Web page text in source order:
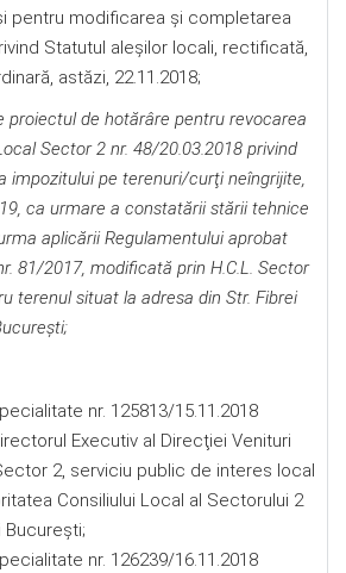
pentru modificarea şi completarea
Statutul aleșilor locali, rectificată,
astăzi, 22.11.2018;
proiectul de hotărâre pentru revocarea
Sector 2 nr. 48/20.03.2018 privind
impozitului pe terenuri/curţi neîngrijite,
ca urmare a constatării stării tehnice
aplicării Regulamentului aprobat
81/2017, modificată prin H.C.L. Sector
terenul situat la adresa din Str. Fibrei
nr. 125813/15.11.2018
Executiv al Direcţiei Venituri
2, serviciu public de interes local
Consiliului Local al Sectorului 2
București;
nr. 126239/16.11.2018